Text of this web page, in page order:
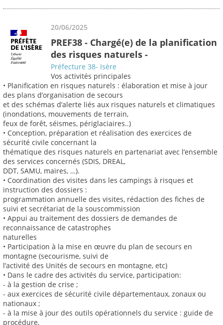
20/06/2025
PREF38 - Chargé(e) de la planification
des risques naturels -
Préfecture 38- Isère
Vos activités principales
• Planification en risques naturels : élaboration et mise à jour
des plans d’organisation de secours
et des schémas d’alerte liés aux risques naturels et climatiques
(inondations, mouvements de terrain,
feux de forêt, séismes, périglaciaires..)
• Conception, préparation et réalisation des exercices de
sécurité civile concernant la
thématique des risques naturels en partenariat avec l’ensemble
des services concernés (SDIS, DREAL,
DDT, SAMU, maires, …).
• Coordination des visites dans les campings à risques et
instruction des dossiers :
programmation annuelle des visites, rédaction des fiches de
suivi et secrétariat de la souscommission
• Appui au traitement des dossiers de demandes de
reconnaissance de catastrophes
naturelles
• Participation à la mise en œuvre du plan de secours en
montagne (secourisme, suivi de
l’activité des Unités de secours en montagne, etc)
• Dans le cadre des activités du service, participation:
- à la gestion de crise ;
- aux exercices de sécurité civile départementaux, zonaux ou
nationaux ;
- à la mise à jour des outils opérationnels du service : guide de
procédure,